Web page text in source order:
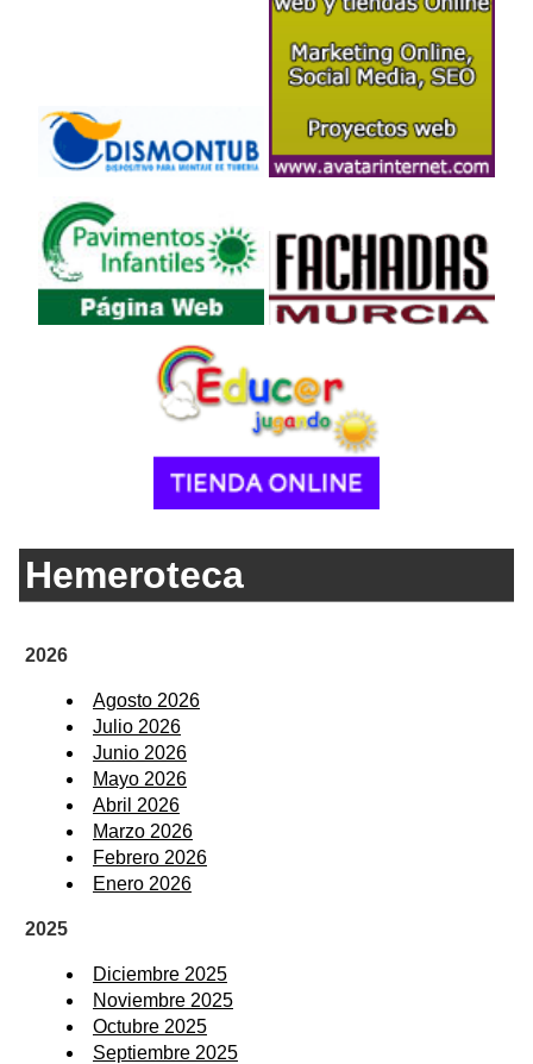
Hemeroteca
2026
Agosto 2026
Julio 2026
Junio 2026
Mayo 2026
Abril 2026
Marzo 2026
Febrero 2026
Enero 2026
2025
Diciembre 2025
Noviembre 2025
Octubre 2025
Septiembre 2025